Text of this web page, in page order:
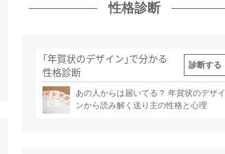
性格診断
｢年賀状のデザイン｣で分かる
性格診断
診断する
出典
記事
あの人からは届いてる？ 年賀状のデザイ
ンから読み解く送り主の性格と心理